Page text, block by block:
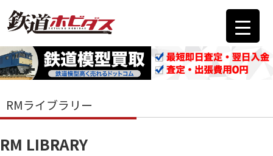
RMライブラリー
RM LIBRARY